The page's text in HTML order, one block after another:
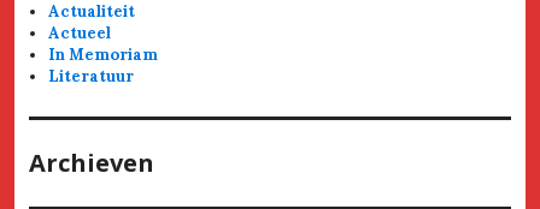
Actualiteit
Actueel
In Memoriam
Literatuur
Archieven